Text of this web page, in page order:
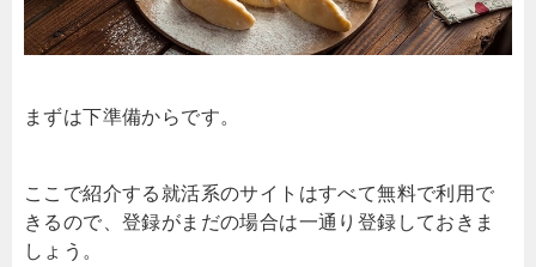
まずは下準備からです。
ここで紹介する就活系のサイトはすべて無料で利用で
きるので、登録がまだの場合は一通り登録しておきま
しょう。